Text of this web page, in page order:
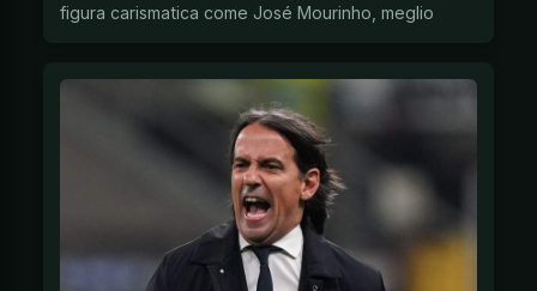
figura carismatica come José Mourinho, meglio